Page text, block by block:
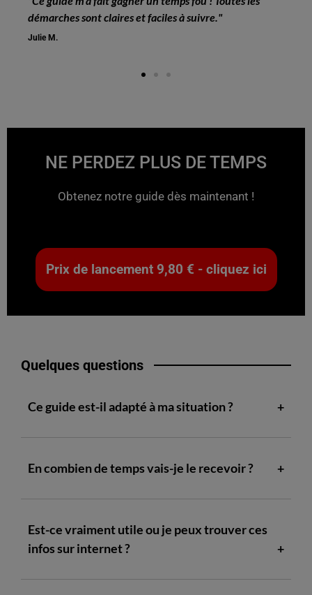
démarches sont claires et faciles à suivre."
Julie M.
NE PERDEZ PLUS DE TEMPS
Obtenez notre guide dès maintenant !
Prix de lancement 9,80 € - cliquez ici
Quelques questions
Ce guide est-il adapté à ma situation ?
En combien de temps vais-je le recevoir ?
Est-ce vraiment utile ou je peux trouver ces
infos sur internet ?